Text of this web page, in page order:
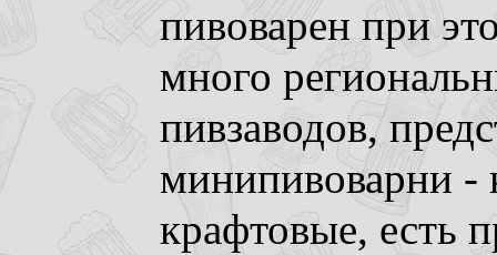
пивоварен при
много
пивзаводов,
минипивоварни -
крафтовые, есть